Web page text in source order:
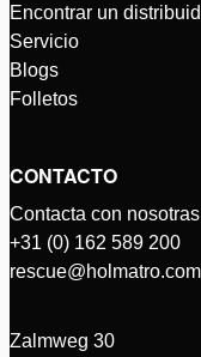
Encontrar un
Servicio
Blogs
Folletos
CONTACTO
Contacta con nosotras
+31 (0) 162 589 200
rescue@holmatro.com
Zalmweg 30